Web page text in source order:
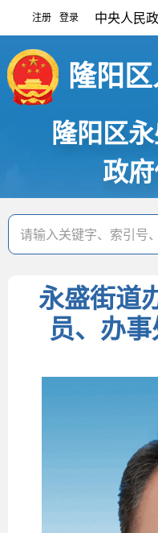
注册 登录 中央人民
隆阳
隆阳区
政
永盛街道
员、办